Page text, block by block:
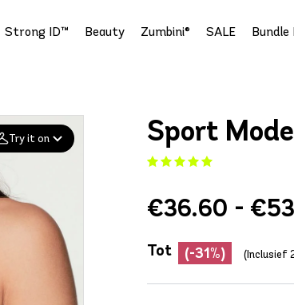
Strong ID™ Beauty Zumbini® SALE Bundle
Try it on
24 hours
Sport
€36.60 -
Tot (-31%) (Inclusief